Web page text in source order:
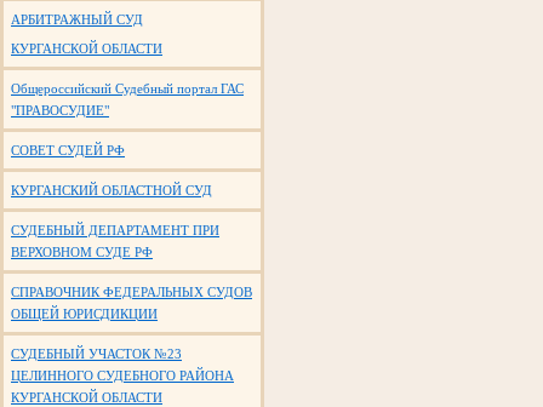
АРБИТРАЖНЫЙ СУД
КУРГАНСКОЙ ОБЛАСТИ
Общероссийский Судебный портал ГАС
"ПРАВОСУДИЕ"
СОВЕТ СУДЕЙ РФ
КУРГАНСКИЙ ОБЛАСТНОЙ СУД
СУДЕБНЫЙ ДЕПАРТАМЕНТ ПРИ
ВЕРХОВНОМ СУДЕ РФ
СПРАВОЧНИК ФЕДЕРАЛЬНЫХ СУДОВ
ОБЩЕЙ ЮРИСДИКЦИИ
СУДЕБНЫЙ УЧАСТОК №23
ЦЕЛИННОГО СУДЕБНОГО РАЙОНА
КУРГАНСКОЙ ОБЛАСТИ